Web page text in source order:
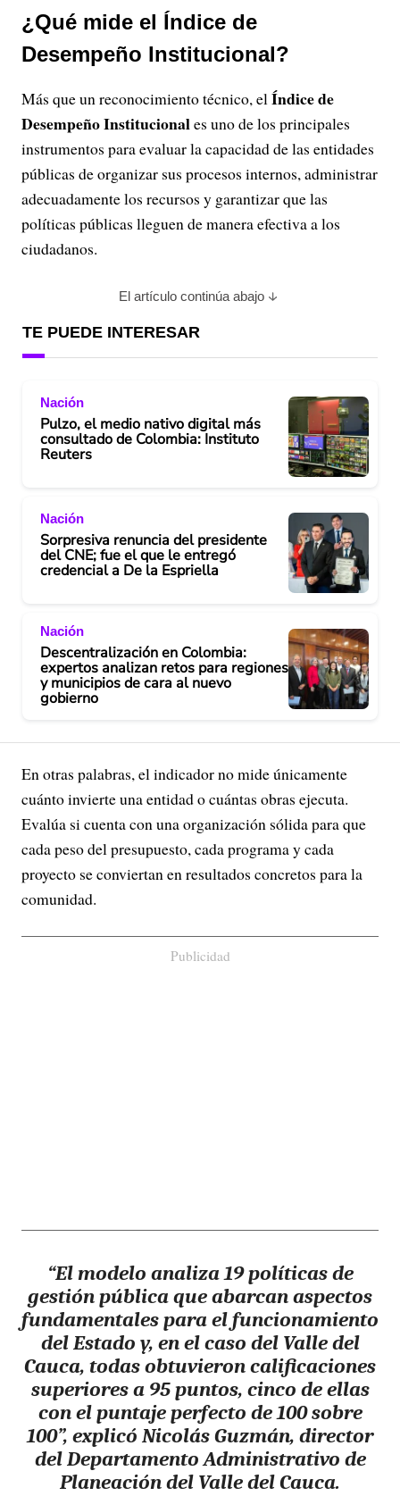
¿Qué mide el Índice de
Desempeño Institucional?
Más que un reconocimiento técnico, elÍndice de
Desempeño Institucionales uno de los principales
instrumentos para evaluar la capacidad de las entidades
públicas de organizar sus procesos internos, administrar
adecuadamente los recursos y garantizar que las
políticas públicas lleguen de manera efectiva a los
ciudadanos.
El artículo continúa abajo
TE PUEDE INTERESAR
Nación
Pulzo, el medio nativo digital más
consultado de Colombia: Instituto
Reuters
Nación
Sorpresiva renuncia del presidente
del CNE; fue el que le entregó
credencial a De la Espriella
Nación
Descentralización en Colombia:
expertos analizan retos para regiones
y municipios de cara al nuevo
gobierno
En otras palabras, el indicador no mide únicamente
cuánto invierte una entidad o cuántas obras ejecuta.
Evalúa si cuenta con una organización sólida para que
cada peso del presupuesto, cada programa y cada
proyecto se conviertan en resultados concretos para la
comunidad.
Publicidad
“El modelo analiza 19 políticas de
gestión pública que abarcan aspectos
fundamentales para el funcionamiento
del Estado y, en el caso del Valle del
Cauca, todas obtuvieron calificaciones
superiores a 95 puntos, cinco de ellas
con el puntaje perfecto de 100 sobre
100”, explicó Nicolás Guzmán, director
del Departamento Administrativo de
Planeación del Valle del Cauca.